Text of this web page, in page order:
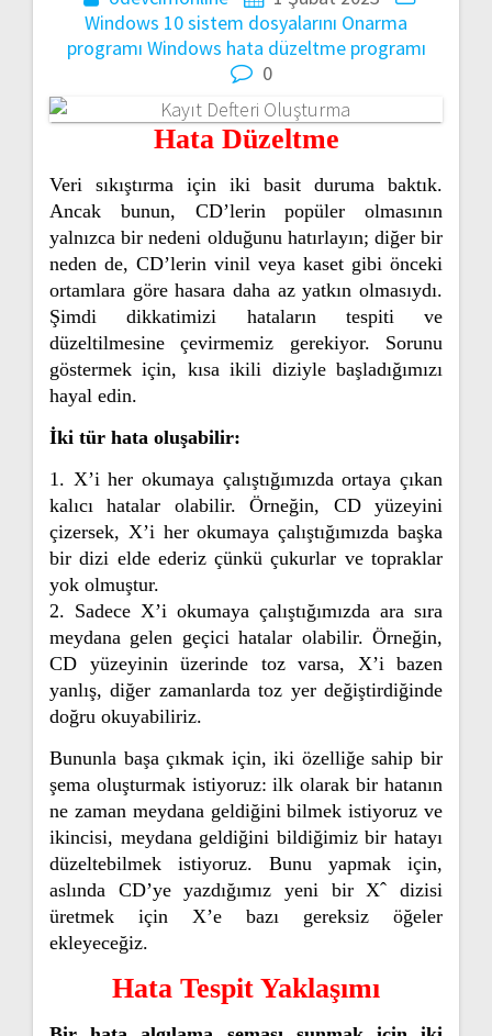
Windows 10 sistem dosyalarını Onarma
programı Windows hata düzeltme programı
0
Hata Düzeltme
Veri sıkıştırma için iki basit duruma baktık.
Ancak bunun, CD’lerin popüler olmasının
yalnızca bir nedeni olduğunu hatırlayın; diğer bir
neden de, CD’lerin vinil veya kaset gibi önceki
ortamlara göre hasara daha az yatkın olmasıydı.
Şimdi dikkatimizi hataların tespiti ve
düzeltilmesine çevirmemiz gerekiyor. Sorunu
göstermek için, kısa ikili diziyle başladığımızı
hayal edin.
İki tür hata oluşabilir:
1. X’i her okumaya çalıştığımızda ortaya çıkan
kalıcı hatalar olabilir. Örneğin, CD yüzeyini
çizersek, X’i her okumaya çalıştığımızda başka
bir dizi elde ederiz çünkü çukurlar ve topraklar
yok olmuştur.
2. Sadece X’i okumaya çalıştığımızda ara sıra
meydana gelen geçici hatalar olabilir. Örneğin,
CD yüzeyinin üzerinde toz varsa, X’i bazen
yanlış, diğer zamanlarda toz yer değiştirdiğinde
doğru okuyabiliriz.
Bununla başa çıkmak için, iki özelliğe sahip bir
şema oluşturmak istiyoruz: ilk olarak bir hatanın
ne zaman meydana geldiğini bilmek istiyoruz ve
ikincisi, meydana geldiğini bildiğimiz bir hatayı
düzeltebilmek istiyoruz. Bunu yapmak için,
aslında CD’ye yazdığımız yeni bir Xˆ dizisi
üretmek için X’e bazı gereksiz öğeler
ekleyeceğiz.
Hata Tespit Yaklaşımı